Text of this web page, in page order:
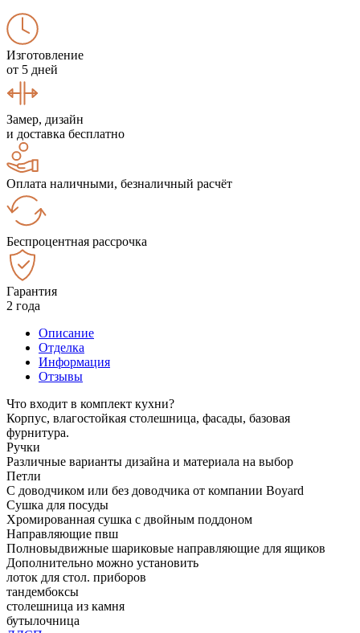
Изготовление
от 5 дней
Замер, дизайн
и доставка бесплатно
Оплата наличными, безналичный расчёт
Беспроцентная рассрочка
Гарантия
2 года
Описание
Отделка
Информация
Отзывы
Что входит в комплект кухни?
Корпус, влагостойкая столешница, фасады, базовая
фурнитура.
Ручки
Различные варианты дизайна и материала на выбор
Петли
С доводчиком или без доводчика от компании Boyard
Сушка для посуды
Хромированная сушка с двойным поддоном
Направляющие пвш
Полновыдвижные шариковые направляющие для ящиков
Дополнительно можно установить
лоток для стол. приборов
тандембоксы
столешница из камня
бутылочница